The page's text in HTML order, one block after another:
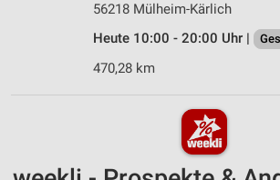
56218 Mülheim-Kärlich
Heute 10:00 - 20:00 Uhr |
470,28 km